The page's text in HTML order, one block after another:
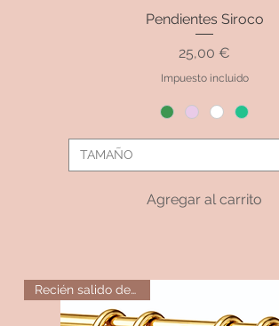
Vista rápida
Pendientes Siroco
Precio
25,00 €
Impuesto incluido
TAMAÑO
Agregar al carrito
Recién salido del horno